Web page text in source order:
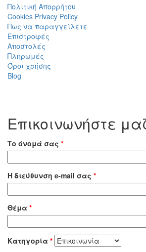
Πολιτική Απορρήτου
Cookies Privacy Policy
Πως να παραγγείλετε
Επιστροφές
Αποστολές
Πληρωμές
Όροι χρήσης
Blog
Επικοινωνήστε
Το όνομά σας *
Η διεύθυνση e-mail σας *
Θέμα *
Κατηγορία *